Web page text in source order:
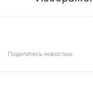
Поделитесь новостью